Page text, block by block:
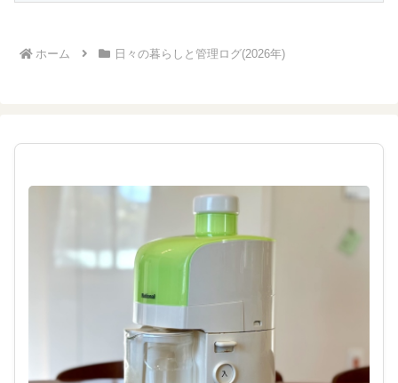
ホーム 日々の暮らしと管理ログ(2026年)